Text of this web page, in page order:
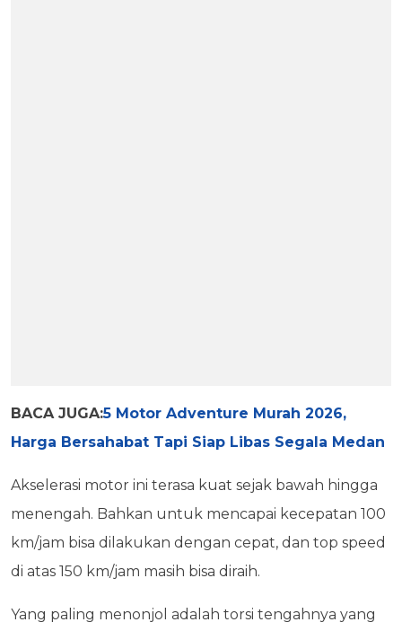
BACA JUGA:5 Motor Adventure Murah 2026,
Harga Bersahabat Tapi Siap Libas Segala Medan
Akselerasi motor ini terasa kuat sejak bawah hingga
menengah. Bahkan untuk mencapai kecepatan 100
km/jam bisa dilakukan dengan cepat, dan top speed
di atas 150 km/jam masih bisa diraih.
Yang paling menonjol adalah torsi tengahnya yang